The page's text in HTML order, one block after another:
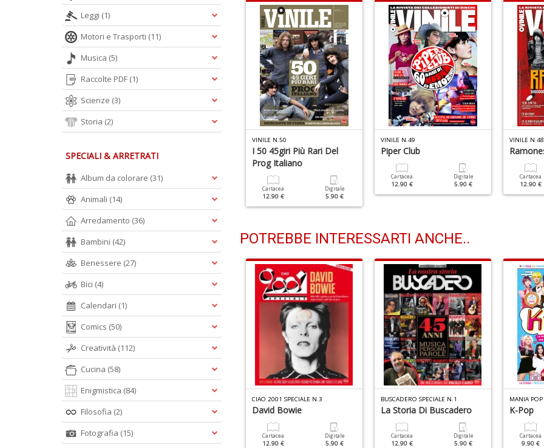
Anno D' Oro Della
Digitale
4.90 €
Sex Pistols
Cartacea
11.90 €
VINILE N.50
I 50 45giri Più Rari Del
Prog Italiano
Cartacea
12.90 €
Digitale
5.90 €
VINILE N.49
Piper Club
Cartacea
12.90 €
Digitale
5.90 €
VINILE N.48
Cartacea
12.90 €
POTREBBE INTERESSARTI ANCHE..
ROCK MONOGRAFIE N.11
Digitale
5.90 €
VINILE SPECIALE N.5
12.90 €
Digitale
5.90 €
CIAO 2001 SPECIALE N.3
David Bowie
Cartacea
12.90 €
Digitale
5.90 €
BUSCADERO SPECIALE N.1
La Storia Di Buscadero
Cartacea
12.90 €
Digitale
5.90 €
MANIA
K-Pop
Cartacea
9.90 €
Leggi (1)
Motori e Trasporti (11)
Musica (5)
Raccolte PDF (1)
Scienze (3)
Storia (2)
SPECIALI & ARRETRATI
Album da colorare (31)
Animali (14)
Arredamento (36)
Bambini (42)
Benessere (27)
Bici (4)
Calendari (1)
Comics (50)
Creatività (112)
Cucina (58)
Enigmistica (84)
Filosofia (2)
Fotografia (15)